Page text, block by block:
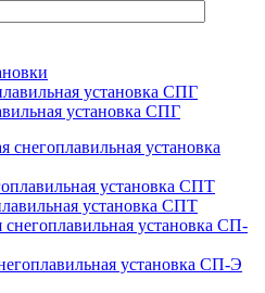
установка СПГ
снегоплавильная установка
установка СПТ
установка СП-Э